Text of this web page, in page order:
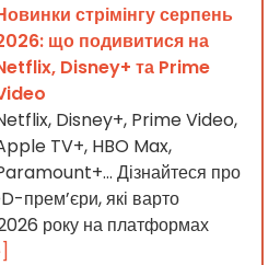
стрімінгу серпень
що подивитися на
Disney+ та Prime
Disney+, Prime Video,
TV+, HBO Max,
Дізнайтеся про
прем’єри, які варто
року на платформах